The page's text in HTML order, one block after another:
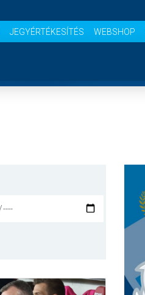
JEGYÉRTÉKESÍTÉS WEBSHOP